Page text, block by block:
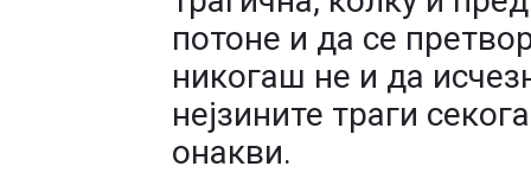
потоне и да се
никогаш не и да
нејзините траги
онакви.